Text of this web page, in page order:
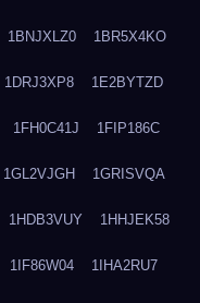
1BNJXLZ0 1BR5X4KO
1DRJ3XP8 1E2BYTZD
1FH0C41J 1FIP186C
1GL2VJGH 1GRISVQA
1HDB3VUY 1HHJEK58
1IF86W04 1IHA2RU7